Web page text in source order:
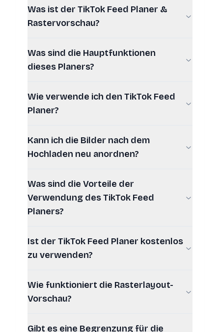
Was ist der TikTok Feed Planer &
Rastervorschau?
Was sind die Hauptfunktionen
dieses Planers?
Wie verwende ich den TikTok Feed
Planer?
Kann ich die Bilder nach dem
Hochladen neu anordnen?
Was sind die Vorteile der
Verwendung des TikTok Feed
Planers?
Ist der TikTok Feed Planer kostenlos
zu verwenden?
Wie funktioniert die Rasterlayout-
Vorschau?
Gibt es eine Begrenzung für die